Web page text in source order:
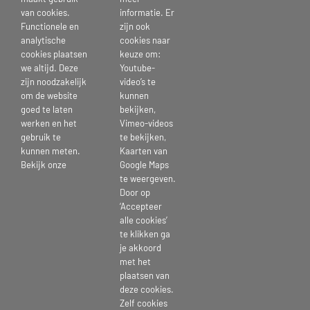
18 juni 2026
Deel dit bericht kies je platform >
RedditLinkedIn
van cookies.
Functionele en
analytische
cookies plaatsen
we altijd. Deze
zijn noodzakelijk
om de website
goed te laten
werken en het
gebruik te
kunnen meten.
Bekijk onze
informatie. Er
zijn ook
cookies naar
keuze om:
Youtube-
video’s te
kunnen
bekijken,
Vimeo-videos
te bekijken,
Kaarten van
Google Maps
te weergeven.
Door op
‘Accepteer
alle cookies’
te klikken ga
je akkoord
met het
plaatsen van
deze cookies.
Zelf cookies